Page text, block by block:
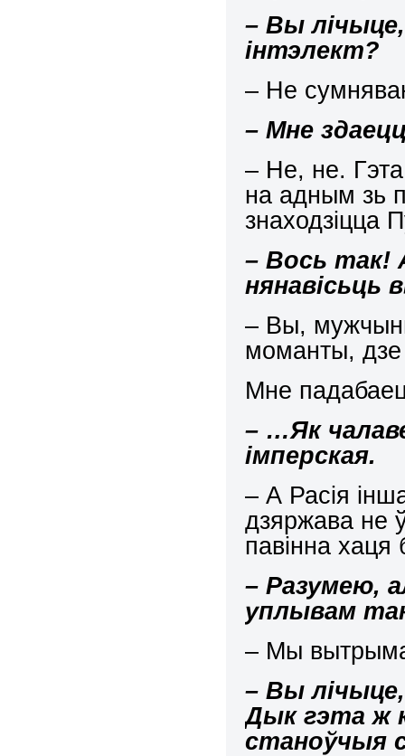
– Вы
інтэлект?
– Не
– Мне
– Не, не.
на адным зь
знаходзіцца
– Вось так!
нянавісьць
– Вы,
моманты,
Мне
– …Як
імперская.
– А Расія
дзяржава не
павінна хаця
– Разумею,
уплывам
– Мы
– Вы
Дык гэта ж
станоўчыя